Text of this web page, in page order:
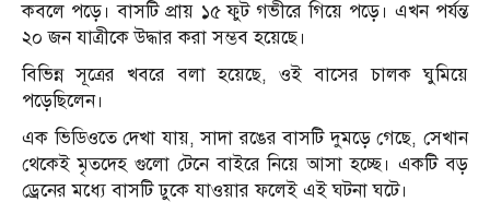
কবলে পড়ে। বাসটি প্রায় ১৫ ফুট গভীরে গিয়ে পড়ে। এখন পর্যন্ত
২০ জন যাত্রীকে উদ্ধার করা সম্ভব হয়েছে।
বিভিন্ন সূত্রের খবরে বলা হয়েছে, ওই বাসের চালক ঘুমিয়ে
পড়েছিলেন।
এক ভিডিওতে দেখা যায়, সাদা রঙের বাসটি দুমড়ে গেছে, সেখান
থেকেই মৃতদেহ গুলো টেনে বাইরে নিয়ে আসা হচ্ছে। একটি বড়
ড্রেনের মধ্যে বাসটি ঢুকে যাওয়ার ফলেই এই ঘটনা ঘটে।